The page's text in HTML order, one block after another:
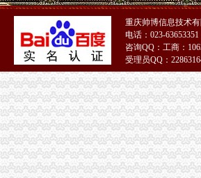
重庆市税收征管保障办-重庆农业农村信息网
重庆市旭鑫工商税务咨询有限公司-百姓网
重庆亿源财税
“营改增”政策深度解析与操作实务专题李老师,04
立信税务师事务所有限公司重庆分公司
重庆发票新规定,税务金四期上线！-企业税收优
重庆税务注销
【税收管理】重庆市地方税务局关于印发《“三证
重庆会计五大税务术语-vc资本的文章【一览职业
【注册注销工商税务办理代理记账做账纳税申报
《一般纳税人注销流程》100篇第一文库网
重庆工商注册代理记账变更税务财务佼佼泽工商
重庆帅博信息技术
电话：023-
咨询QQ：工商：
受理员QQ：